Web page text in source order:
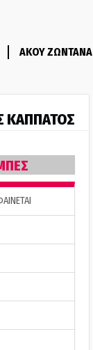
ΑΚΟΥ ΖΩΝΤΑΝΑ
ΚΑΠΠΑΤΟΣ